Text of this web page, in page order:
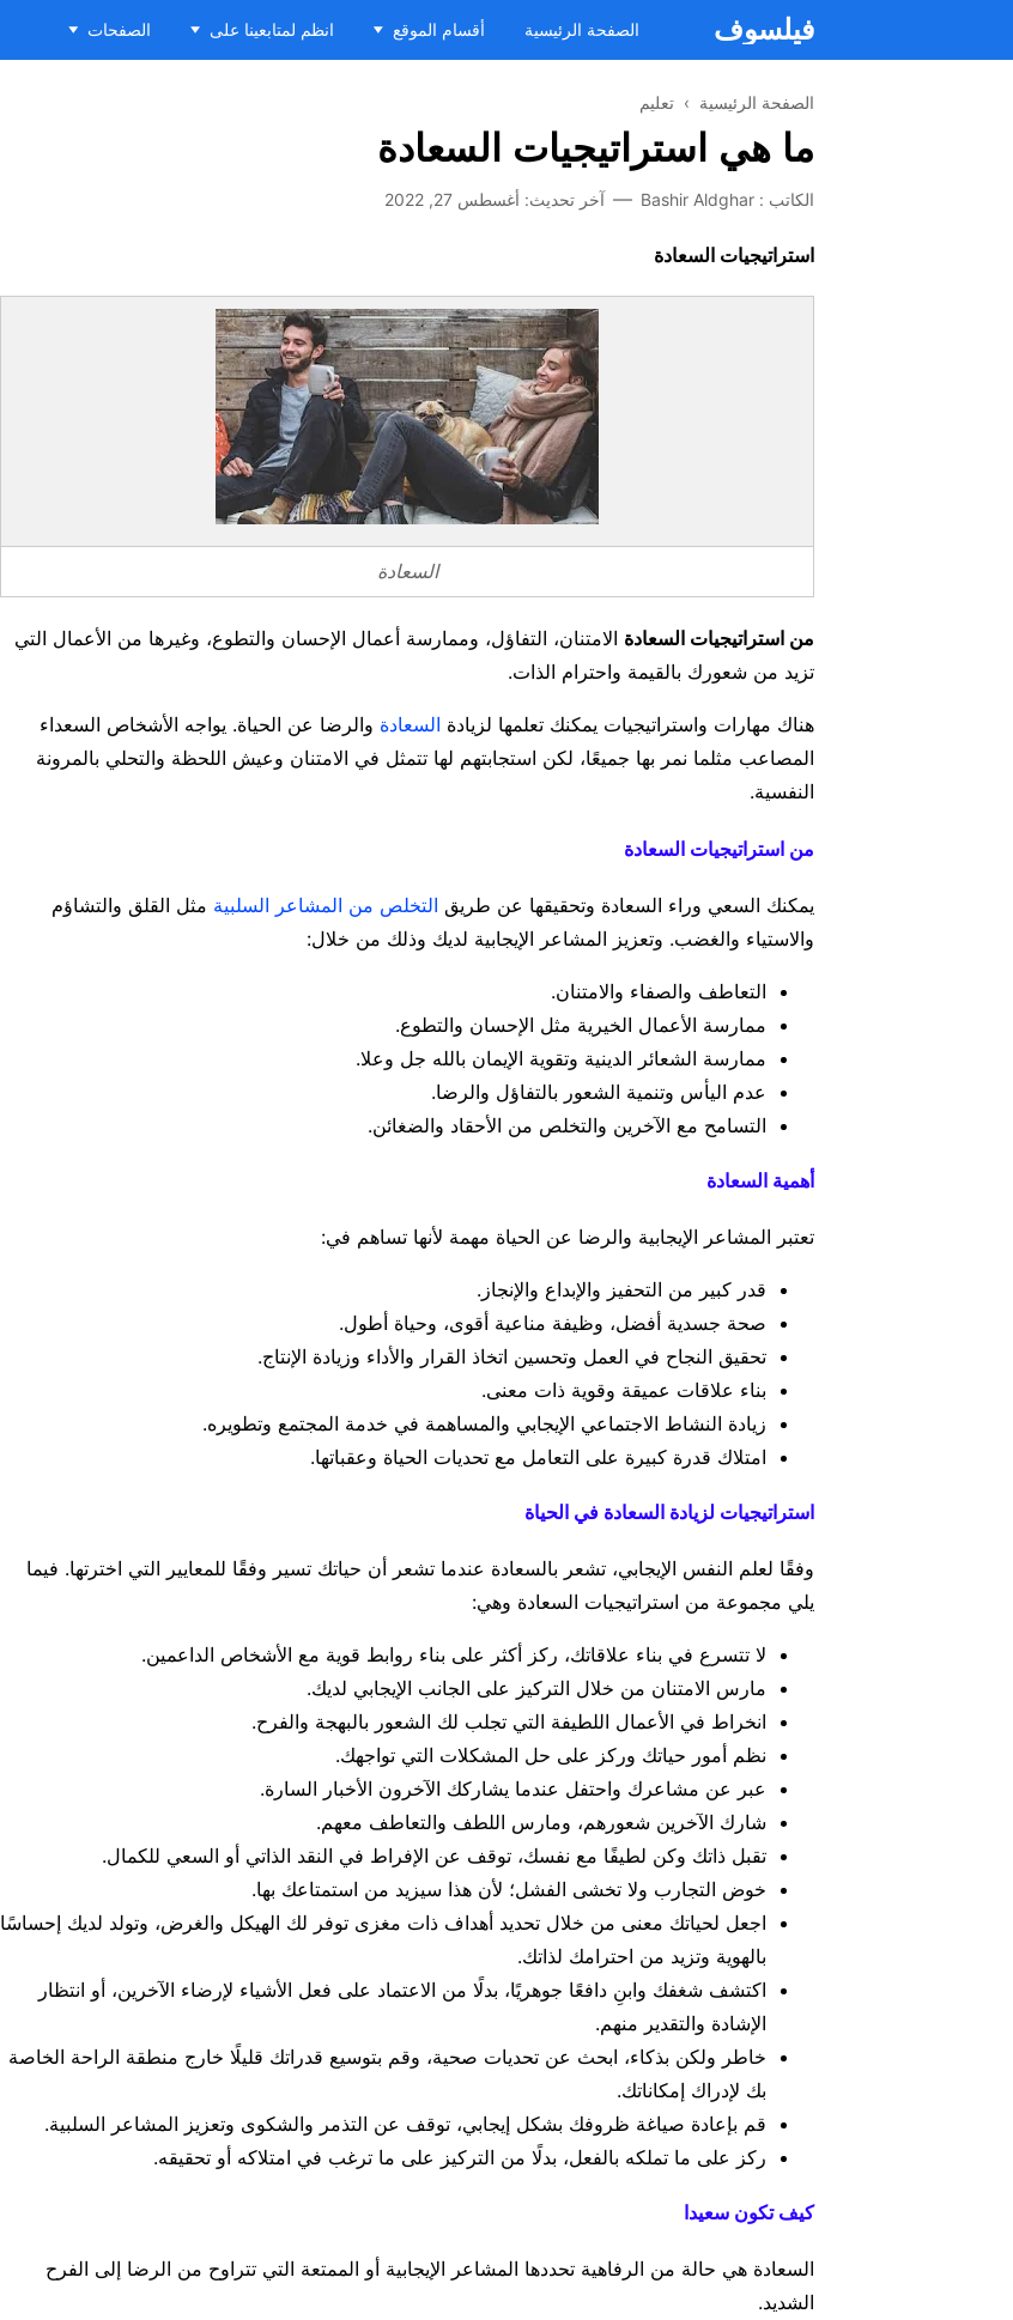
فيلسوف الصفحة الرئيسية أقسام الموقع انظم لمتابعينا على الصفحات
الصفحة الرئيسية › تعليم
ما هي استراتيجيات السعادة
الكاتب : Bashir Aldghar آخر تحديث: أغسطس 27, 2022
استراتيجيات السعادة
السعادة
من استراتيجيات السعادة الامتنان، التفاؤل، وممارسة أعمال الإحسان والتطوع، وغيرها من الأعمال التي
تزيد من شعورك بالقيمة واحترام الذات.
هناك مهارات واستراتيجيات يمكنك تعلمها لزيادة السعادة والرضا عن الحياة. يواجه الأشخاص السعداء
المصاعب مثلما نمر بها جميعًا، لكن استجابتهم لها تتمثل في الامتنان وعيش اللحظة والتحلي بالمرونة
النفسية.
من استراتيجيات السعادة
يمكنك السعي وراء السعادة وتحقيقها عن طريق التخلص من المشاعر السلبية مثل القلق والتشاؤم
والاستياء والغضب. وتعزيز المشاعر الإيجابية لديك وذلك من خلال:
التعاطف والصفاء والامتنان.
ممارسة الأعمال الخيرية مثل الإحسان والتطوع.
ممارسة الشعائر الدينية وتقوية الإيمان بالله جل وعلا.
عدم اليأس وتنمية الشعور بالتفاؤل والرضا.
التسامح مع الآخرين والتخلص من الأحقاد والضغائن.
أهمية السعادة
تعتبر المشاعر الإيجابية والرضا عن الحياة مهمة لأنها تساهم في:
قدر كبير من التحفيز والإبداع والإنجاز.
صحة جسدية أفضل، وظيفة مناعية أقوى، وحياة أطول.
تحقيق النجاح في العمل وتحسين اتخاذ القرار والأداء وزيادة الإنتاج.
بناء علاقات عميقة وقوية ذات معنى.
زيادة النشاط الاجتماعي الإيجابي والمساهمة في خدمة المجتمع وتطويره.
امتلاك قدرة كبيرة على التعامل مع تحديات الحياة وعقباتها.
استراتيجيات لزيادة السعادة في الحياة
وفقًا لعلم النفس الإيجابي، تشعر بالسعادة عندما تشعر أن حياتك تسير وفقًا للمعايير التي اخترتها. فيما
يلي مجموعة من استراتيجيات السعادة وهي:
لا تتسرع في بناء علاقاتك، ركز أكثر على بناء روابط قوية مع الأشخاص الداعمين.
مارس الامتنان من خلال التركيز على الجانب الإيجابي لديك.
انخراط في الأعمال اللطيفة التي تجلب لك الشعور بالبهجة والفرح.
نظم أمور حياتك وركز على حل المشكلات التي تواجهك.
عبر عن مشاعرك واحتفل عندما يشاركك الآخرون الأخبار السارة.
شارك الآخرين شعورهم، ومارس اللطف والتعاطف معهم.
تقبل ذاتك وكن لطيفًا مع نفسك، توقف عن الإفراط في النقد الذاتي أو السعي للكمال.
خوض التجارب ولا تخشى الفشل؛ لأن هذا سيزيد من استمتاعك بها.
اجعل لحياتك معنى من خلال تحديد أهداف ذات مغزى توفر لك الهيكل والغرض، وتولد لديك إحساسًا
بالهوية وتزيد من احترامك لذاتك.
اكتشف شغفك وابنِ دافعًا جوهريًا، بدلًا من الاعتماد على فعل الأشياء لإرضاء الآخرين، أو انتظار
الإشادة والتقدير منهم.
خاطر ولكن بذكاء، ابحث عن تحديات صحية، وقم بتوسيع قدراتك قليلًا خارج منطقة الراحة الخاصة
بك لإدراك إمكاناتك.
قم بإعادة صياغة ظروفك بشكل إيجابي، توقف عن التذمر والشكوى وتعزيز المشاعر السلبية.
ركز على ما تملكه بالفعل، بدلًا من التركيز على ما ترغب في امتلاكه أو تحقيقه.
كيف تكون سعيدا
السعادة هي حالة من الرفاهية تحددها المشاعر الإيجابية أو الممتعة التي تتراوح من الرضا إلى الفرح
الشديد.